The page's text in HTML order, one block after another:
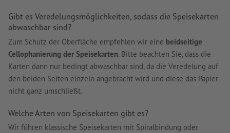
Gibt es Veredelungsmöglichkeiten, sodass die Speisekarten
abwaschbar sind?
Zum Schutz der Oberfläche empfehlen wir eine beidseitige
Cellophanierung der Speisekarten. Bitte beachten Sie, dass die
Karten dann nur bedingt abwaschbar sind, da die Veredelung auf
den beiden Seiten einzeln angebracht wird und diese das Papier
nicht ganz umschließt.
Welche Arten von Speisekarten gibt es?
Wir führen klassische Speisekarten mit Spiralbindung oder